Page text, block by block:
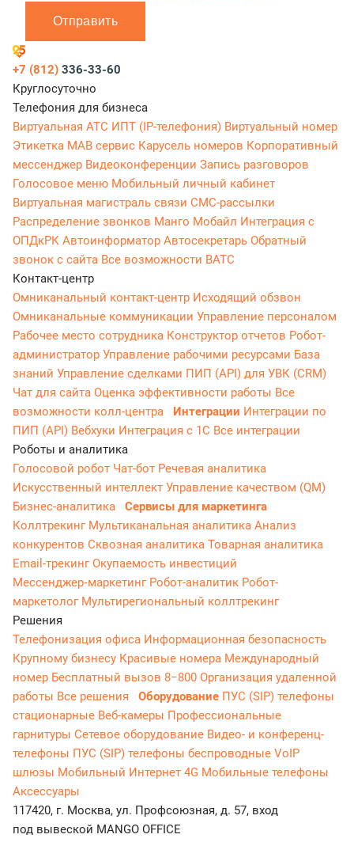
Отправить
+7 (812) 336-33-60
Круглосуточно
Телефония для бизнеса
Виртуальная АТС ИПТ (IP-телефония) Виртуальный номер
Этикетка МАВ сервис Карусель номеров Корпоративный
мессенджер Видеоконференции Запись разговоров
Голосовое меню Мобильный личный кабинет
Виртуальная магистраль связи СМС-рассылки
Распределение звонков Манго Мобайл Интеграция с
ОПДкРК Автоинформатор Автосекретарь Обратный
звонок с сайта Все возможности ВАТС
Контакт-центр
Омниканальный контакт-центр Исходящий обзвон
Омниканальные коммуникации Управление персоналом
Рабочее место сотрудника Конструктор отчетов Робот-
администратор Управление рабочими ресурсами База
знаний Управление сделками ПИП (API) для УВК (CRM)
Чат для сайта Оценка эффективности работы Все
возможности колл-центра
Интеграции Интеграции по
ПИП (API) Вебхуки Интеграция с 1С Все интеграции
Роботы и аналитика
Голосовой робот Чат-бот Речевая аналитика
Искусственный интеллект Управление качеством (QM)
Бизнес-аналитика
Сервисы для маркетинга
Коллтрекинг Мультиканальная аналитика Анализ
конкурентов Сквозная аналитика Товарная аналитика
Email-трекингОкупаемость инвестиций
Мессенджер‑маркетинг Робот-аналитик Робот-
маркетолог Мультирегиональный коллтрекинг
Решения
Телефонизация офиса Информационная безопасность
Крупному бизнесу Красивые номера Международный
номер Бесплатный вызов 8−800 Организация удаленной
работы Все решения Оборудование ПУС (SIP) телефоны
стационарные Веб-камеры Профессиональные
гарнитуры Сетевое оборудование Видео- и конференц-
телефоны ПУС (SIP) телефоны беспроводные VoIP
шлюзы Мобильный Интернет 4G Мобильные телефоны
Аксессуары
117420, г. Москва, ул. Профсоюзная, д. 57, вход
под вывеской MANGO OFFICE